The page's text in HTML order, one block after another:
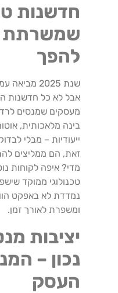
חדשנות
שמשרתת
להפך
שנת 2025
אבל לא כל חדשנות
מעסקים שמנסים
בינה מלאכותית,
ייעודיות – מבלי
זאת, הם ממליצים
מדי? איפה לקוחות
טכנולוגי ממוקד
נמדדת לא באפקט
ומשפרת לאורך זמן.
יציבות
נכון –
העסק